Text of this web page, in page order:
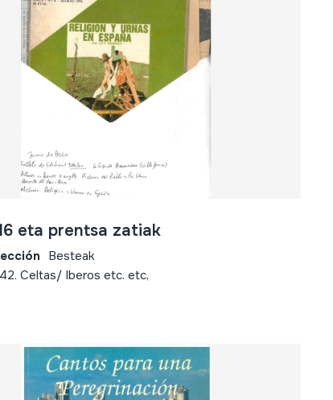
eta prentsa zatiak
Besteak
42. Celtas/ Iberos etc. etc,